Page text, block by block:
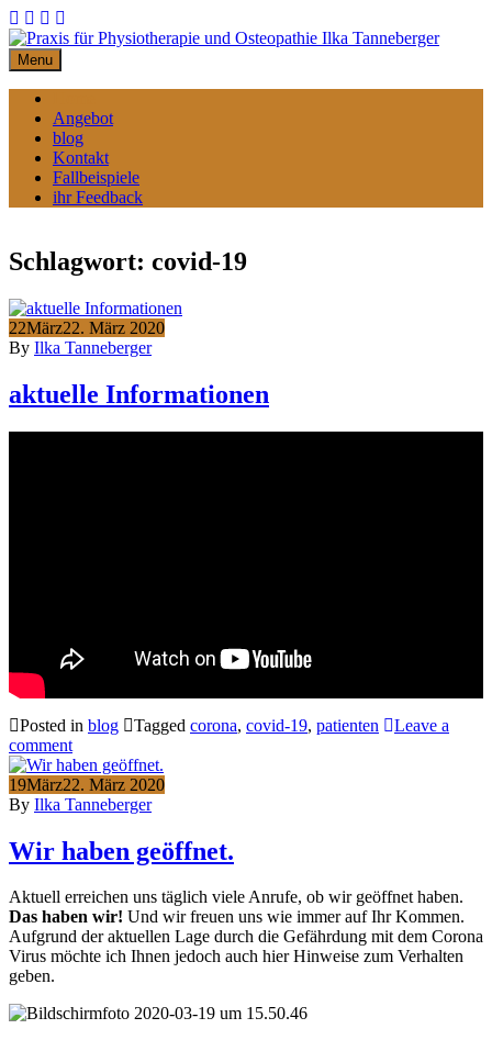
Skip
to
content
Menu
Angebot
blog
Kontakt
Fallbeispiele
ihr Feedback
Schlagwort: covid-19
22März22. März 2020
By Ilka Tanneberger
aktuelle Informationen
Posted in blog Tagged corona, covid-19, patienten
Leave a
comment
19März22. März 2020
By Ilka Tanneberger
Wir haben geöffnet.
Aktuell erreichen uns täglich viele Anrufe, ob wir geöffnet haben.
Das haben wir! Und wir freuen uns wie immer auf Ihr Kommen.
Aufgrund der aktuellen Lage durch die Gefährdung mit dem Corona
Virus möchte ich Ihnen jedoch auch hier Hinweise zum Verhalten
geben.